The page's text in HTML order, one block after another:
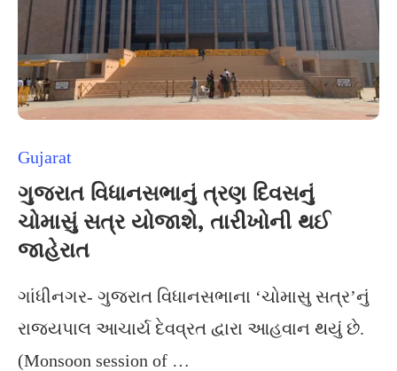
Gujarat
ગુજરાત વિધાનસભાનું ત્રણ દિવસનું
ચોમાસું સત્ર યોજાશે, તારીખોની થઈ
જાહેરાત
ગાંધીનગર- ગુજરાત વિધાનસભાના ‘ચોમાસુ સત્ર’નું
રાજ્યપાલ આચાર્ય દેવવ્રત દ્વારા આહવાન થયું છે.
(Monsoon session of …